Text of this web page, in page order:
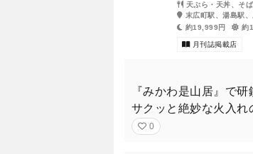
キュートな食べ顔や
天ぷら・天丼、そ
末広町駅、湯島駅
約19,999円
約
月刊誌掲載店
『みかわ是山居』で
サクッと絶妙な火入れ
0